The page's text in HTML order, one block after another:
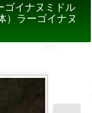
ゴイナヌミドル
）ラーゴイナヌ